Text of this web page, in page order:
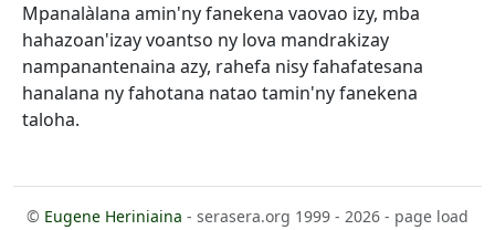
Mpanalàlana amin'ny fanekena vaovao izy, mba
hahazoan'izay voantso ny lova mandrakizay
nampanantenaina azy, rahefa nisy fahafatesana
hanalana ny fahotana natao tamin'ny fanekena
taloha.
© Eugene Heriniaina - serasera.org 1999 - 2026 - page load